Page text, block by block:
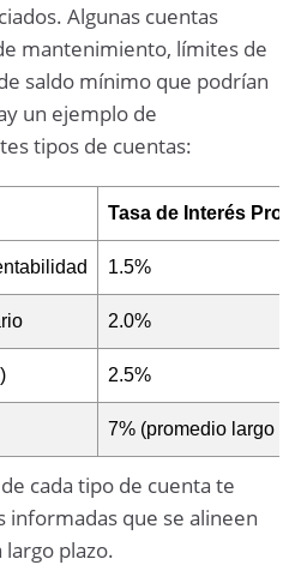
Algunas cuentas
mantenimiento, límites de
saldo mínimo que podrían
un ejemplo de
tipos de cuentas:
Tasa de Interés
1.5%
2.0%
2.5%
7% (promedio largo
cada tipo de cuenta te
informadas que se alineen
plazo.